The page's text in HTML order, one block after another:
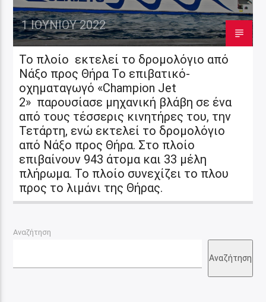
1 ΙΟΥΝΊΟΥ 2022
Το πλοίο εκτελεί το δρομολόγιο από
Νάξο προς Θήρα Το επιβατικό-
οχηματαγωγό «Champion Jet
2» παρουσίασε μηχανική βλάβη σε ένα
από τους τέσσερις κινητήρες του, την
Τετάρτη, ενώ εκτελεί το δρομολόγιο
από Νάξο προς Θήρα. Στο πλοίο
επιβαίνουν 943 άτομα και 33 μέλη
πλήρωμα. Το πλοίο συνεχίζει το πλου
προς το λιμάνι της Θήρας.
Αναζήτηση
Αναζήτηση